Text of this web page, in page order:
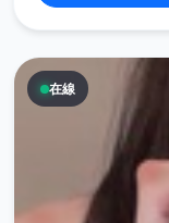
在線